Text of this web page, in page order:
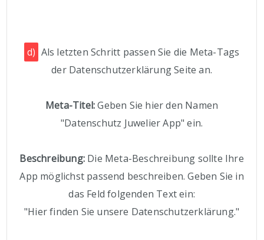
d) Als letzten Schritt passen Sie die Meta-Tags
der Datenschutzerklärung Seite an.
Meta-Titel:Geben Sie hier den Namen
"Datenschutz Juwelier App" ein.
Beschreibung: Die Meta-Beschreibung sollte Ihre
App möglichst passend beschreiben. Geben Sie in
das Feld folgenden Text ein:
"Hier finden Sie unsere Datenschutzerklärung."